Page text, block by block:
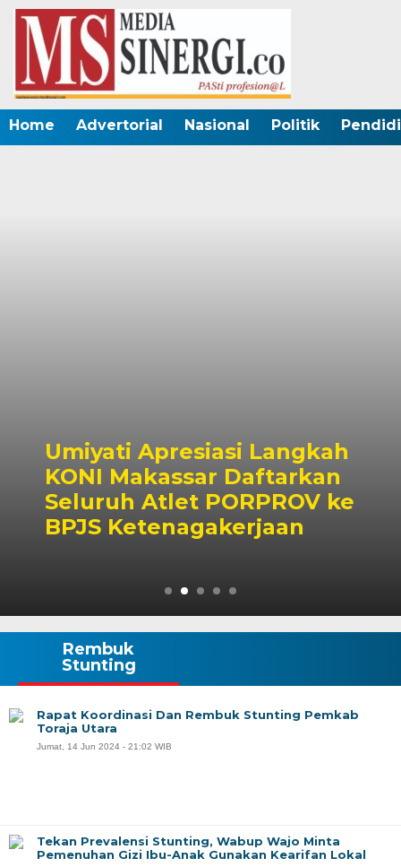
Home Advertorial Nasional Politik
Langkah
Daftarkan
PORPROV ke
Bapenda
Surplus
Realisasi
Tembus
Rembuk
Stunting
Rapat Koordinasi Dan Rembuk Stunting Pemkab
Toraja Utara
Jumat, 14 Jun 2024 - 21:02 WIB
Tekan Prevalensi Stunting, Wabup Wajo Minta
Pemenuhan Gizi Ibu-Anak Gunakan Kearifan Lokal